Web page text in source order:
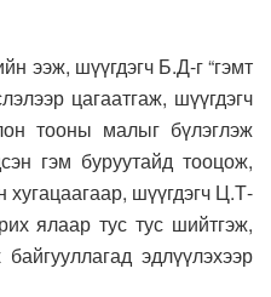
ээж, шүүгдэгч Б.Д-г “гэмт
цагаатгаж, шүүгдэгч
тооны малыг бүлэглэж
гэм буруутайд тооцож,
шүүгдэгч Ц.Т-
ялаар тус тус шийтгэж,
эдлүүлэхээр